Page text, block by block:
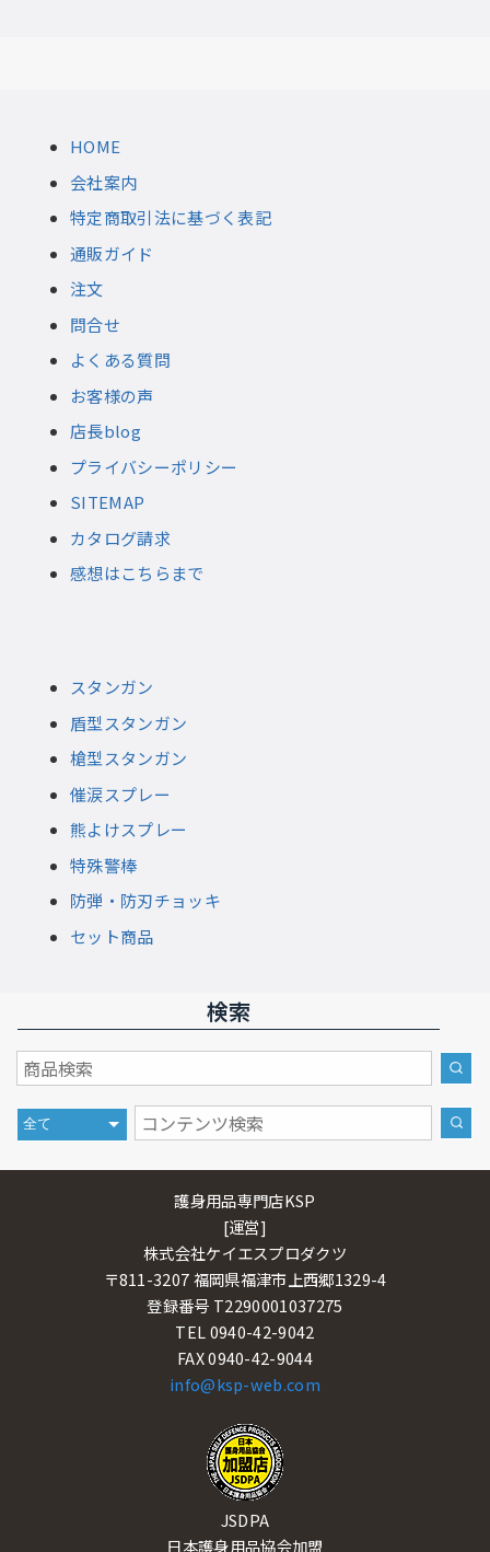
HOME
会社案内
特定商取引法に基づく表記
通販ガイド
注文
問合せ
よくある質問
お客様の声
店長blog
プライバシーポリシー
SITEMAP
カタログ請求
感想はこちらまで
スタンガン
盾型スタンガン
槍型スタンガン
催涙スプレー
熊よけスプレー
特殊警棒
防弾・防刃チョッキ
セット商品
検索
護身用品専門店KSP
[運営]
株式会社ケイエスプロダクツ
〒811-3207 福岡県福津市上西郷1329-4
登録番号 T2290001037275
TEL 0940-42-9042
FAX 0940-42-9044
info@ksp-web.com
JSDPA
日本護身用品協会加盟